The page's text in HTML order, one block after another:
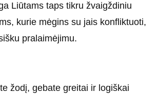
Liūtams taps tikru žvaigždiniu
kurie mėgins su jais konfliktuoti,
pralaimėjimu.
žodį, gebate greitai ir logiškai